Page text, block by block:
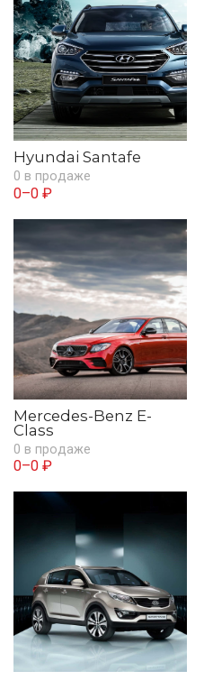
Hyundai Santafe
0 в продаже
0–0 ₽
Mercedes-Benz E-
Class
0 в продаже
0–0 ₽